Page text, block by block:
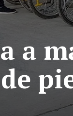
a
de